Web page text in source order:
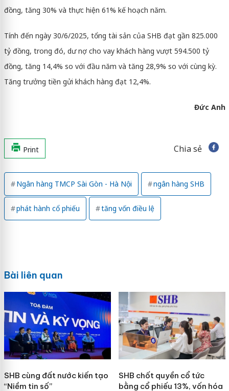
đồng, tăng 30% và thực hiện 61% kế hoạch năm.
Tính đến ngày 30/6/2025, tổng tài sản của SHB đạt gần 825.000
tỷ đồng, trong đó, dư nợ cho vay khách hàng vượt 594.500 tỷ
đồng, tăng 14,4% so với đầu năm và tăng 28,9% so với cùng kỳ.
Tăng trưởng tiền gửi khách hàng đạt 12,4%.
Đức Anh
Print Chia sẻ
Ngân hàng TMCP Sài Gòn - Hà Nội ngân hàng SHB
phát hành cổ phiếu tăng vốn điều lệ
Bài liên quan
SHB cùng đất nước kiến tạo
“Niềm tin số”
SHB chốt quyền cổ tức
bằng cổ phiếu 13%, vốn hóa